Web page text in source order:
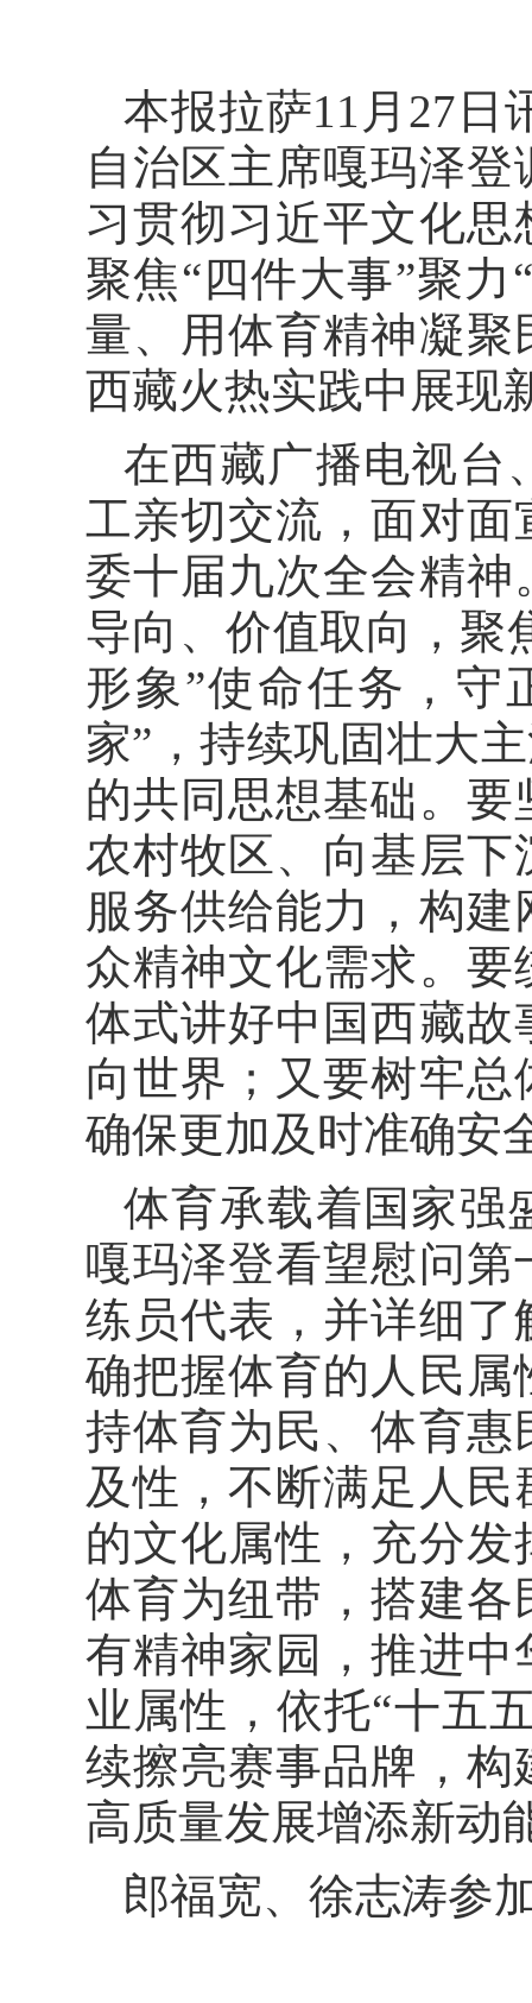
本报拉萨11月27日
自治区主席嘎玛泽
习贯彻习近平文化
聚焦“四件大事”聚
量、用体育精神凝
西藏火热实践中展现
在西藏广播电视台
工亲切交流，面对
委十届九次全会精
导向、价值取向，聚
形象”使命任务，守
家”，持续巩固壮大
的共同思想基础。
农村牧区、向基层
服务供给能力，构
众精神文化需求。
体式讲好中国西藏
向世界；又要树牢
确保更加及时准确安
体育承载着国家强
嘎玛泽登看望慰问
练员代表，并详细
确把握体育的人民
持体育为民、体育
及性，不断满足人
的文化属性，充分
体育为纽带，搭建
有精神家园，推进
业属性，依托“十五
续擦亮赛事品牌，
高质量发展增添新动
郎福宽、徐志涛参